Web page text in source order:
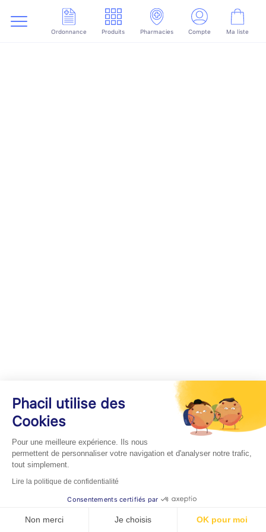
Ordonnance Produits Pharmacies Compte Ma liste
Phacil utilise des
Cookies
Pour une meilleure expérience. Ils nous
permettent de personnaliser votre navigation et d'analyser notre trafic,
tout simplement.
Lire la politique de confidentialité
Consentements certifiés par
Non merci Je choisis OK pour moi